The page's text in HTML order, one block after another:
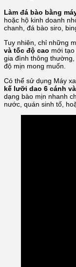
Làm đá bào bằng
hoặc hộ kinh doanh
chanh, đá bào siro,
Tuy nhiên, chỉ những
và tốc độ cao mới tạo
gia đình thông
độ mịn mong muốn.
Có thể sử dụng Máy
kế lưỡi dao 6 cánh
dạng bào mịn nhanh
nước, quán sinh tố,